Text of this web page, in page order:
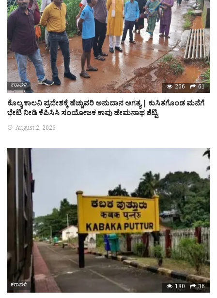
ಕರಾವಳಿ 266 61
ಕೊಲ್ಯ ಕಾಲನಿ ಪ್ರದೇಶಕ್ಕೆ ಹೆಚ್ಚುವರಿ ಅನುದಾನ ಅಗತ್ಯ | ಕುಸಿತಗೊಂಡ ಮನೆಗೆ
ಭೇಟಿ ನೀಡಿ ಕೆಪಿಸಿಸಿ ಸಂಯೋಜಕ ಕಾವು ಹೇಮನಾಥ ಶೆಟ್ಟಿ
August 2, 2026
ಕರಾವಳಿ 180 36